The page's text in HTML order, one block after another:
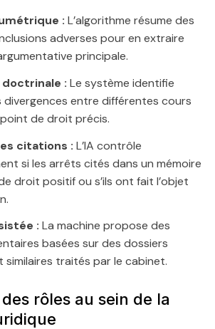
: L’algorithme résume des
adverses pour en extraire
principale.
: Le système identifie
divergences entre différentes cours
de droit précis.
citations : L’IA contrôle
si les arrêts cités dans un mémoire
droit positif ou s’ils ont fait l’objet
: La machine propose des
basées sur des dossiers
similaires traités par le cabinet.
rôles au sein de la